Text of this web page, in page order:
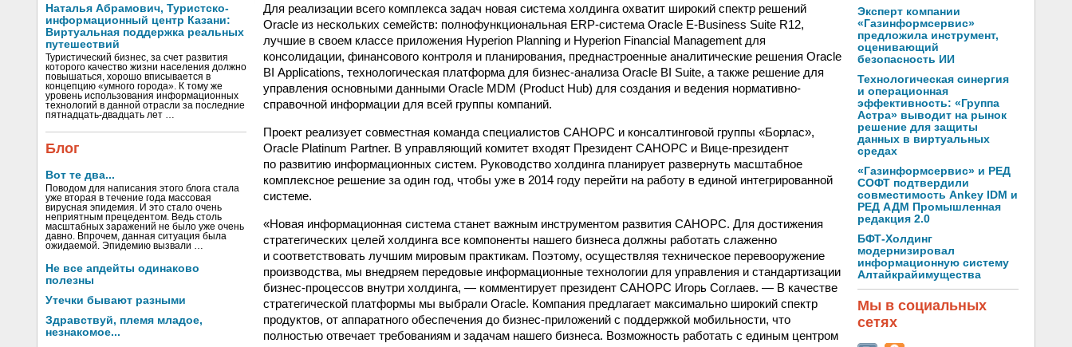
Наталья Абрамович, Туристско-
информационный центр Казани:
Виртуальная поддержка реальных
путешествий
Туристический бизнес, за счет развития
которого качество жизни населения должно
повышаться, хорошо вписывается в
концепцию «умного города». К тому же
уровень использования информационных
технологий в данной отрасли за последние
пятнадцать-двадцать лет …
Блог
Вот те два...
Поводом для написания этого блога стала
уже вторая в течение года массовая
вирусная эпидемия. И это стало очень
неприятным прецедентом. Ведь столь
масштабных заражений не было уже очень
давно. Впрочем, данная ситуация была
ожидаемой. Эпидемию вызвали …
Не все апдейты одинаково
полезны
Утечки бывают разными
Здравствуй, племя младое,
незнакомое...
Для реализации всего комплекса задач новая система холдинга охватит широкий спектр решений
Oracle из нескольких семейств: полнофункциональная ERP-система Oracle E-Business Suite R12,
лучшие в своем классе приложения Hyperion Planning и Hyperion Financial Management для
консолидации, финансового контроля и планирования, преднастроенные аналитические решения Oracle
BI Applications, технологическая платформа для бизнес-анализа Oracle BI Suite, а также решение для
управления основными данными Oracle MDM (Product Hub) для создания и ведения нормативно-
справочной информации для всей группы компаний.
Проект реализует совместная команда специалистов САНОРС и консалтинговой группы «Борлас»,
Oracle Platinum Partner. В управляющий комитет входят Президент САНОРС и Вице-президент
по развитию информационных систем. Руководство холдинга планирует развернуть масштабное
комплексное решение за один год, чтобы уже в 2014 году перейти на работу в единой интегрированной
системе.
«Новая информационная система станет важным инструментом развития САНОРС. Для достижения
стратегических целей холдинга все компоненты нашего бизнеса должны работать слаженно
и соответствовать лучшим мировым практикам. Поэтому, осуществляя техническое перевооружение
производства, мы внедряем передовые информационные технологии для управления и стандартизации
бизнес-процессов внутри холдинга, — комментирует президент САНОРС Игорь Соглаев. — В качестве
стратегической платформы мы выбрали Oracle. Компания предлагает максимально широкий спектр
продуктов, от аппаратного обеспечения до бизнес-приложений с поддержкой мобильности, что
полностью отвечает требованиям и задачам нашего бизнеса. Возможность работать с единым центром
Эксперт компании
«Газинформсервис»
предложила инструмент,
оценивающий
безопасность ИИ
Технологическая синергия
и операционная
эффективность: «Группа
Астра» выводит на рынок
решение для защиты
данных в виртуальных
средах
«Газинформсервис» и РЕД
СОФТ подтвердили
совместимость Ankey IDM и
РЕД АДМ Промышленная
редакция 2.0
БФТ-Холдинг
модернизировал
информационную систему
Алтайкрайимущества
Мы в социальных
сетях